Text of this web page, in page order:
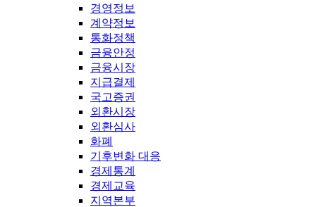
경영정보
계약정보
통화정책
금융안정
금융시장
지급결제
국고증권
외환시장
외환심사
화폐
기후변화 대응
경제통계
경제교육
지역본부